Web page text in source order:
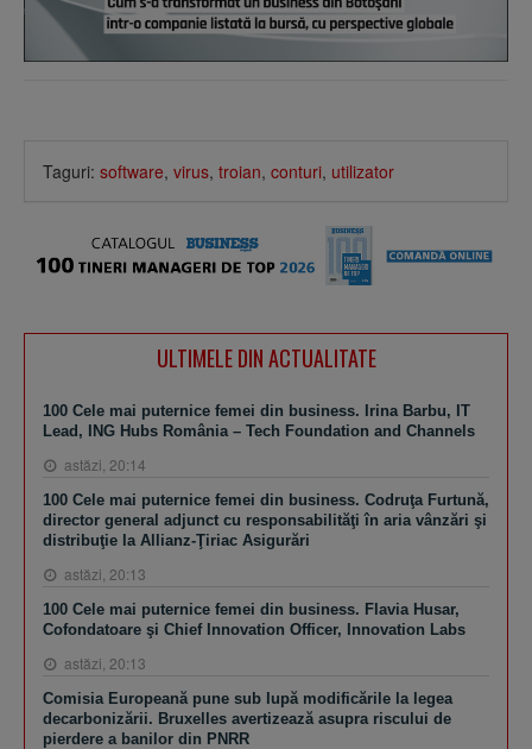
Taguri: software, virus, troian, conturi, utilizator
ULTIMELE DIN ACTUALITATE
100 Cele mai puternice femei din business. Irina Barbu, IT
Lead, ING Hubs România – Tech Foundation and Channels
astăzi, 20:14
100 Cele mai puternice femei din business. Codruţa Furtună,
director general adjunct cu responsabilităţi în aria vânzări şi
distribuţie la Allianz-Ţiriac Asigurări
astăzi, 20:13
100 Cele mai puternice femei din business. Flavia Husar,
Cofondatoare şi Chief Innovation Officer, Innovation Labs
astăzi, 20:13
Comisia Europeană pune sub lupă modificările la legea
decarbonizării. Bruxelles avertizează asupra riscului de
pierdere a banilor din PNRR